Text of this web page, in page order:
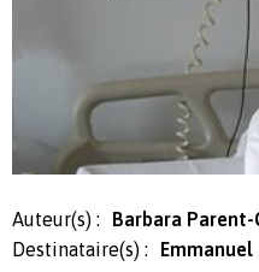
Auteur(s) :
Barbara Parent-
Destinataire(s) :